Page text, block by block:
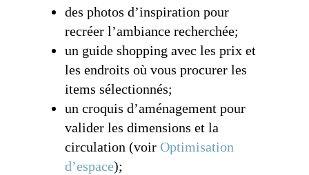
des photos d’inspiration pour
recréer l’ambiance recherchée;
un guide shopping avec les prix et
les endroits où vous procurer les
items sélectionnés;
un croquis d’aménagement pour
valider les dimensions et la
circulation (voir Optimisation
d’espace);